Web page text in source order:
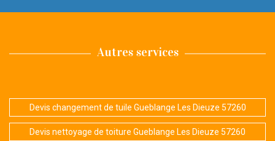
Autres services
Devis changement de tuile Gueblange Les Dieuze 57260
Devis nettoyage de toiture Gueblange Les Dieuze 57260